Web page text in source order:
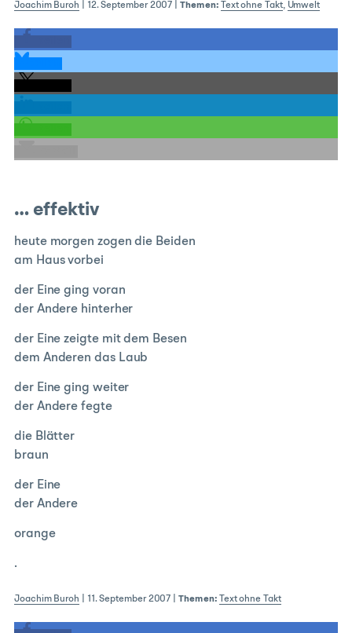
Joachim Buroh 12. September 2007 |Themen: Text ohne Takt, Umwelt
… effektiv
heute morgen zogen die Beiden
am Haus vorbei
der Eine ging voran
der Andere hinterher
der Eine zeigte mit dem Besen
dem Anderen das Laub
der Eine ging weiter
der Andere fegte
die Blätter
braun
der Eine
der Andere
orange
.
Joachim Buroh 11. September 2007 |Themen: Text ohne Takt